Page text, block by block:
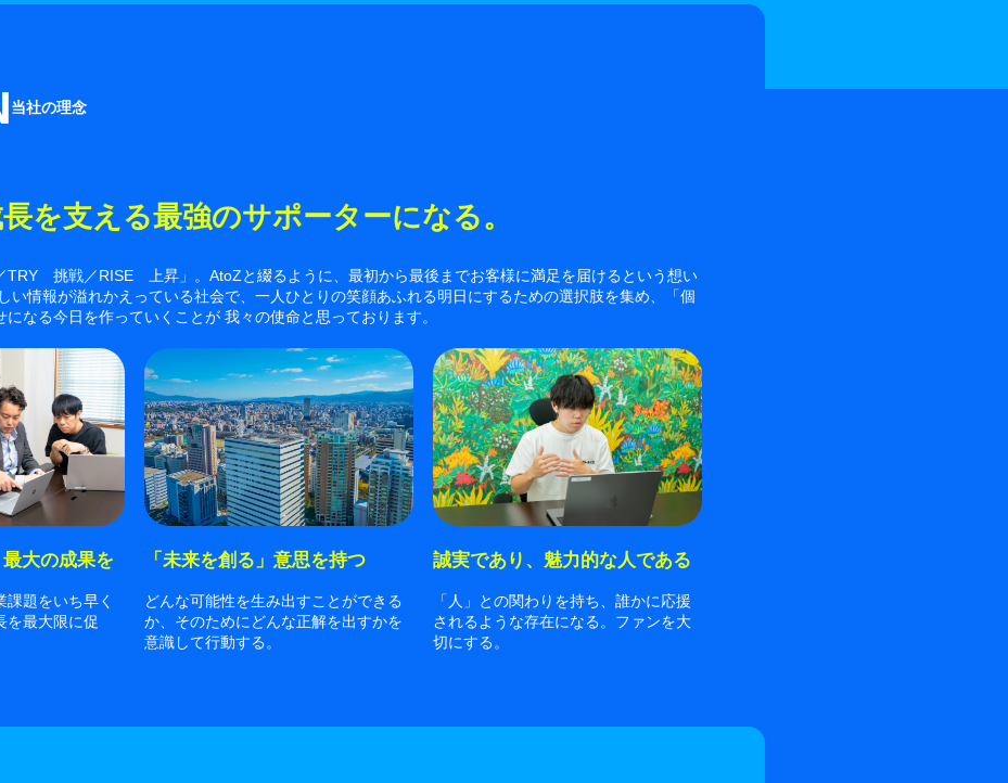
当社の理念
長を支える最強のサポーターになる。
挑戦／RISE 上昇」。AtoZと綴るように、最初から最後までお客様に満足を届けるという想い
い情報が溢れかえっている社会で、一人ひとりの笑顔あふれる明日にするための選択肢を集め、「個
になる今日を作っていくことが 我々の使命と思っております。
大の成果を
題をいち早く
を最大限に促
「未来を創る」意思を持つ
どんな可能性を生み出すことができる
か、そのためにどんな正解を出すかを
意識して行動する。
誠実であり、魅力的な人である
「人」との関わりを持ち、誰かに応援
されるような存在になる。ファンを大
切にする。